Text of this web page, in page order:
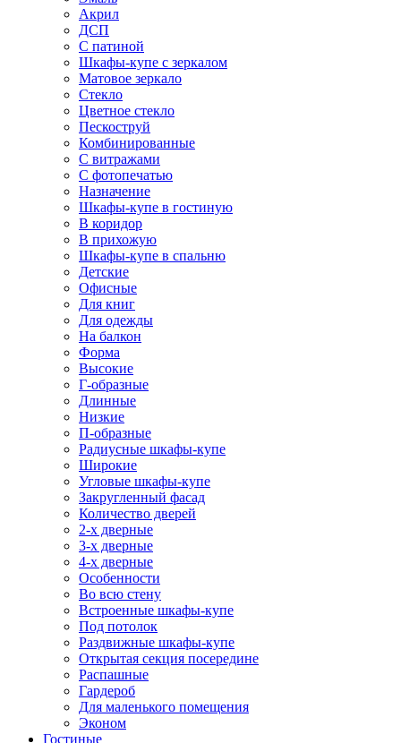
Акрил
ДСП
С патиной
Шкафы-купе с зеркалом
Матовое зеркало
Стекло
Цветное стекло
Пескоструй
Комбинированные
С витражами
С фотопечатью
Назначение
Шкафы-купе в гостиную
В коридор
В прихожую
Шкафы-купе в спальню
Детские
Офисные
Для книг
Для одежды
На балкон
Форма
Высокие
Г-образные
Длинные
Низкие
П-образные
Радиусные шкафы-купе
Широкие
Угловые шкафы-купе
Закругленный фасад
Количество дверей
2-х дверные
3-х дверные
4-х дверные
Особенности
Во всю стену
Встроенные шкафы-купе
Под потолок
Раздвижные шкафы-купе
Открытая секция посередине
Распашные
Гардероб
Для маленького помещения
Эконом
Гостиные